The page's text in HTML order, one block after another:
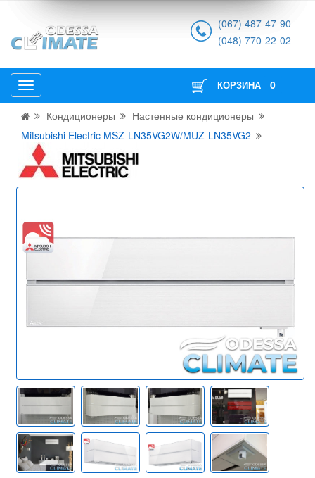
(067) 487-47-90
(048) 770-22-02
КОРЗИНА 0
Кондиционеры
Настенные кондиционеры
Mitsubishi Electric MSZ-LN35VG2W/MUZ-LN35VG2